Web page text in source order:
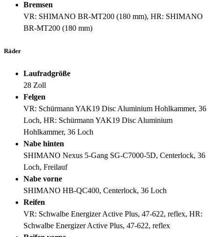
Bremsen
VR: SHIMANO BR-MT200 (180 mm), HR: SHIMANO
BR-MT200 (180 mm)
Räder
Laufradgröße
28 Zoll
Felgen
VR: Schürmann YAK19 Disc Aluminium Hohlkammer, 36
Loch, HR: Schürmann YAK19 Disc Aluminium
Hohlkammer, 36 Loch
Nabe hinten
SHIMANO Nexus 5-Gang SG-C7000-5D, Centerlock, 36
Loch, Freilauf
Nabe vorne
SHIMANO HB-QC400, Centerlock, 36 Loch
Reifen
VR: Schwalbe Energizer Active Plus, 47-622, reflex, HR:
Schwalbe Energizer Active Plus, 47-622, reflex